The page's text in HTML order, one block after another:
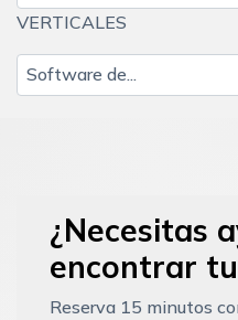
VERTICALES
Software de...
¿Necesitas
encontrar
Reserva 15 minutos